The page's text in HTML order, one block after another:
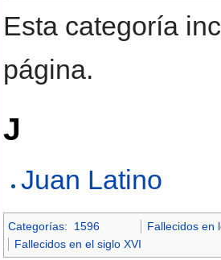
Esta categoría
página.
J
Juan Latino
Categorías: 1596
Fallecidos en
Fallecidos en el siglo XVI